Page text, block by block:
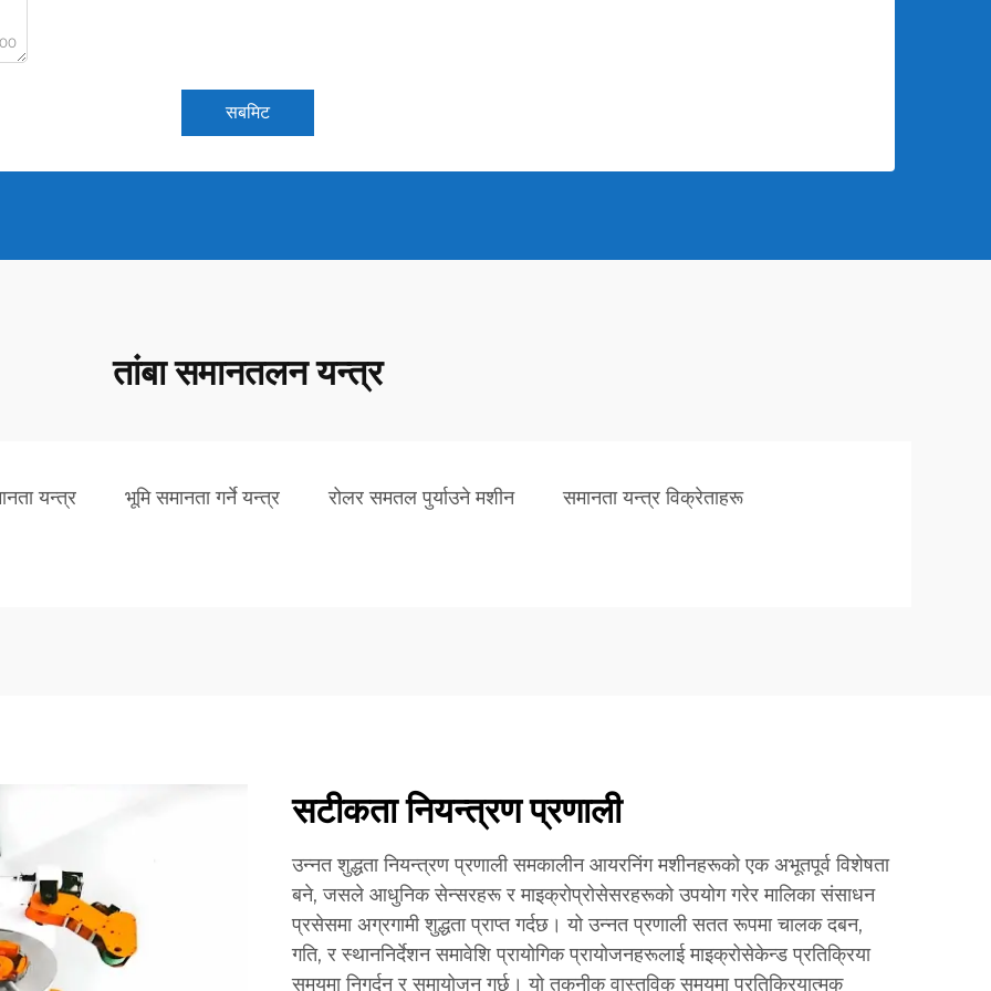
सबमिट
तांबा समानतलन यन्त्र
यन्त्र भूमि समानता गर्ने यन्त्र रोलर समतल पुर्याउने मशीन समानता यन्त्र विक्रेताहरू
सटीकता नियन्त्रण प्रणाली
उन्नत शुद्धता नियन्त्रण प्रणाली समकालीन आयरनिंग मशीनहरूको एक अभूतपूर्व विशेषता
बने, जसले आधुनिक सेन्सरहरू र माइक्रोप्रोसेसरहरूको उपयोग गरेर मालिका संसाधन
प्रसेसमा अग्रगामी शुद्धता प्राप्त गर्दछ। यो उन्नत प्रणाली सतत रूपमा चालक दबन,
गति, र स्थाननिर्देशन समावेशि प्रायोगिक प्रायोजनहरूलाई माइक्रोसेकेन्ड प्रतिक्रिया
समयमा निगर्दन र समायोजन गर्छ। यो तकनीक वास्तविक समयमा प्रतिक्रियात्मक